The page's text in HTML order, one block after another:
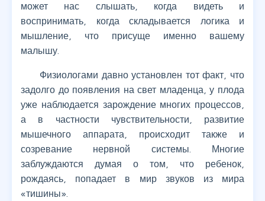
может нас слышать, когда видеть и
воспринимать, когда складывается логика и
мышление, что присуще именно вашему
малышу.
Физиологами давно установлен тот факт, что
задолго до появления на свет младенца, у плода
уже наблюдается зарождение многих процессов,
а в частности чувствительности, развитие
мышечного аппарата, происходит также и
созревание нервной системы. Многие
заблуждаются думая о том, что ребенок,
рождаясь, попадает в мир звуков из мира
«тишины».